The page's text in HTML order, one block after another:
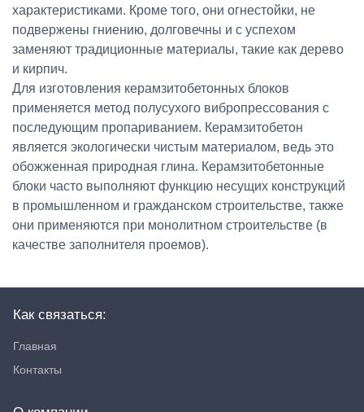
характеристиками. Кроме того, они огнестойки, не
подвержены гниению, долговечны и с успехом
заменяют традиционные материалы, такие как дерево
и кирпич.
Для изготовления керамзитобетонных блоков
применяется метод полусухого вибропрессования с
последующим пропариванием. Керамзитобетон
является экологически чистым материалом, ведь это
обожженная природная глина. Керамзитобетонные
блоки часто выполняют функцию несущих конструкций
в промышленном и гражданском строительстве, также
они применяются при монолитном строительстве (в
качестве заполнителя проемов).
Как связаться:
Главная
Контакты